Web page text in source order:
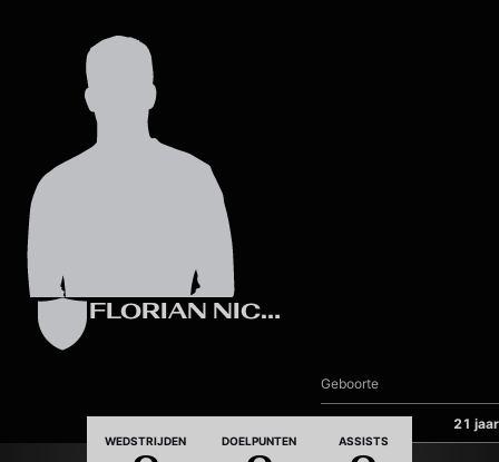
FLORIAN NICAISE
Geboorte
21 jaar
WEDSTRIJDEN DOELPUNTEN ASSISTS